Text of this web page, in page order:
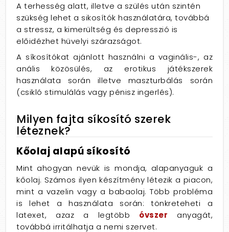
A terhesség alatt, illetve a szülés után szintén
szükség lehet a sikosítók használatára, továbbá
a stressz, a kimerültség és depresszió is
előidézhet hüvelyi szárazságot.
A síkosítókat ajánlott használni a vaginális-, az
anális közösülés, az erotikus játékszerek
használata során illetve maszturbálás során
(csikló stimulálás vagy pénisz ingerlés).
Milyen fajta síkosító szerek
léteznek?
Kőolaj alapú síkosító
Mint ahogyan nevük is mondja, alapanyaguk a
kőolaj. Számos ilyen készítmény létezik a piacon,
mint a vazelin vagy a babaolaj. Több probléma
is lehet a használata során: tönkreteheti a
latexet, azaz a legtöbb óvszer anyagát,
továbbá irritálhatja a nemi szervet.